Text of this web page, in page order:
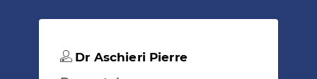
Dr Aschieri Pierre